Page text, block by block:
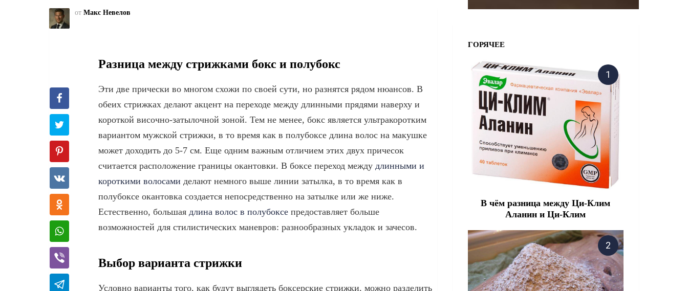
от Макс Невелов
Разница между стрижками бокс и полубокс
Эти две прически во многом схожи по своей сути, но разнятся рядом нюансов. В
обеих стрижках делают акцент на переходе между длинными прядями наверху и
короткой височно-затылочной зоной. Тем не менее, бокс является ультракоротким
вариантом мужской стрижки, в то время как в полубоксе длина волос на макушке
может доходить до 5-7 см. Еще одним важным отличием этих двух причесок
считается расположение границы окантовки. В боксе переход между длинными и
короткими волосами делают немного выше линии затылка, в то время как в
полубоксе окантовка создается непосредственно на затылке или же ниже.
Естественно, большая длина волос в полубоксе предоставляет больше
возможностей для стилистических маневров: разнообразных укладок и зачесов.
Выбор варианта стрижки
Условно варианты того, как будут выглядеть боксерские стрижки, можно разделить
ГОРЯЧЕЕ
В чём разница между Ци-Клим
Аланин и Ци-Клим